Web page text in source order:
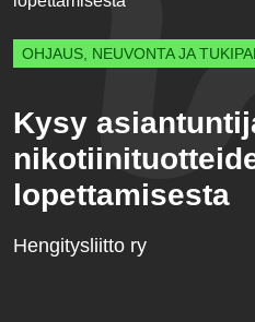
OHJAUS, NEUVONTA JA
Kysy
lopettamisesta
Hengitysliitto ry